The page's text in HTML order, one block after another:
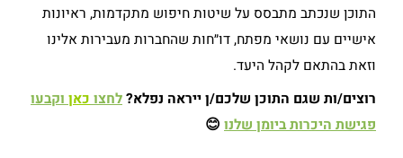
התוכן שנכתב מתבסס על שיטות חיפוש מתקדמות, ראיונות
אישיים עם נושאי מפתח, דו״חות שהחברות מעבירות אלינו
וזאת בהתאם לקהל היעד.
רוצים/ות שגם התוכן שלכם/ן ייראה נפלא?לחצוכאןוקבעו
פגישת היכרות ביומן שלנו 😊